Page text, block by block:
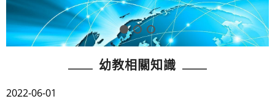
幼教相關知識
2022-06-01